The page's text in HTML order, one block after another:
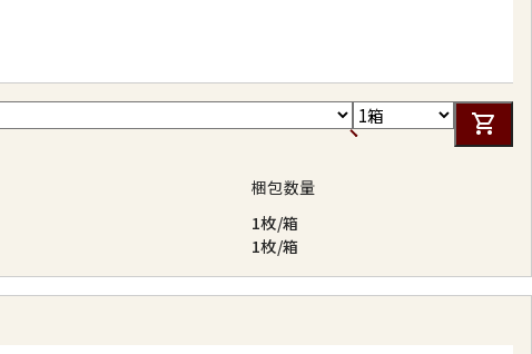
梱包数量
1枚/箱
1枚/箱